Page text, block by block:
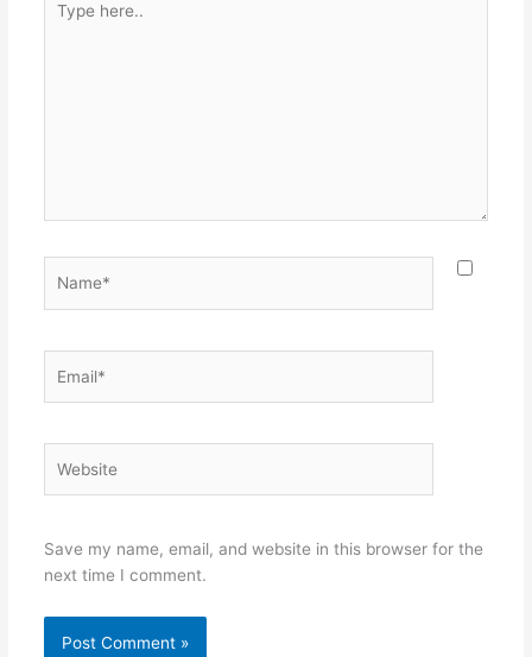
here..
Save my name, email, and website in this browser for the
next time I comment.